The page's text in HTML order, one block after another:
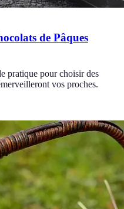
de Pâques
pratique pour choisir des
vos proches.